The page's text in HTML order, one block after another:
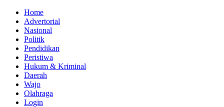
Home
Advertorial
Nasional
Politik
Pendidikan
Peristiwa
Hukum & Kriminal
Daerah
Wajo
Olahraga
Login